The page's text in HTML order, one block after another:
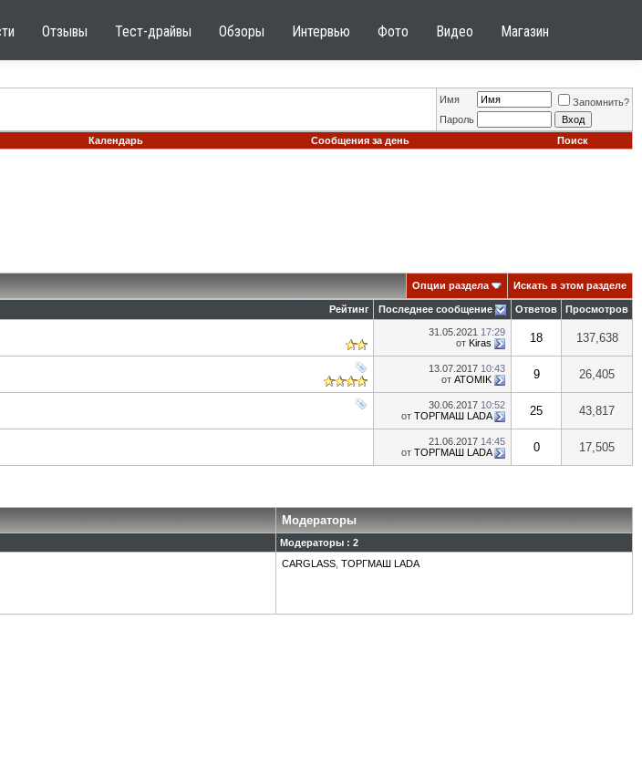
Отзывы Тест-драйвы Обзоры Интервью Фото Видео Магазин
Имя
Запомнить?
Пароль
Календарь Сообщения за день Поиск
Опции раздела Искать в этом разделе
Рейтинг Последнее сообщение Ответов Просмотров
31.05.2021 17:29
от Kiras 18 137,638
13.07.2017 10:43
от ATOMIK 9 26,405
30.06.2017 10:52
от ТОРГМАШ LADA 25 43,817
21.06.2017 14:45
от ТОРГМАШ LADA 0 17,505
Модераторы
Модераторы : 2
CARGLASS ТОРГМАШ LADA